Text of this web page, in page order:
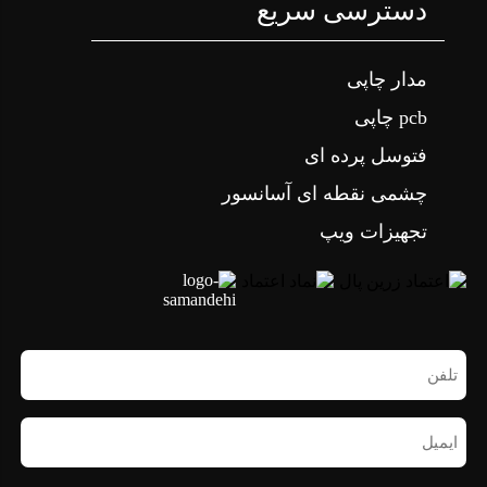
دسترسی سریع
مدار چاپی
pcb چاپی
فتوسل پرده ای
چشمی نقطه ای آسانسور
تجهیزات ویپ
تلفن
همراه
(ضروری)
ایمیل